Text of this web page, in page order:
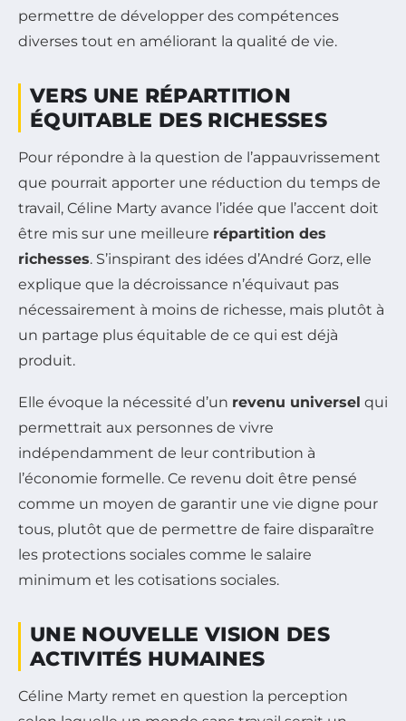
permettre de développer des compétences
diverses tout en améliorant la qualité de vie.
VERS UNE RÉPARTITION
ÉQUITABLE DES RICHESSES
Pour répondre à la question de l’appauvrissement
que pourrait apporter une réduction du temps de
travail, Céline Marty avance l’idée que l’accent doit
être mis sur une meilleure répartition des
richesses. S’inspirant des idées d’André Gorz, elle
explique que la décroissance n’équivaut pas
nécessairement à moins de richesse, mais plutôt à
un partage plus équitable de ce qui est déjà
produit.
Elle évoque la nécessité d’un revenu universel qui
permettrait aux personnes de vivre
indépendamment de leur contribution à
l’économie formelle. Ce revenu doit être pensé
comme un moyen de garantir une vie digne pour
tous, plutôt que de permettre de faire disparaître
les protections sociales comme le salaire
minimum et les cotisations sociales.
UNE NOUVELLE VISION DES
ACTIVITÉS HUMAINES
Céline Marty remet en question la perception